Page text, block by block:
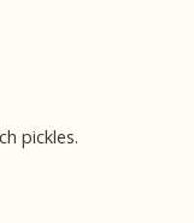
pickles.